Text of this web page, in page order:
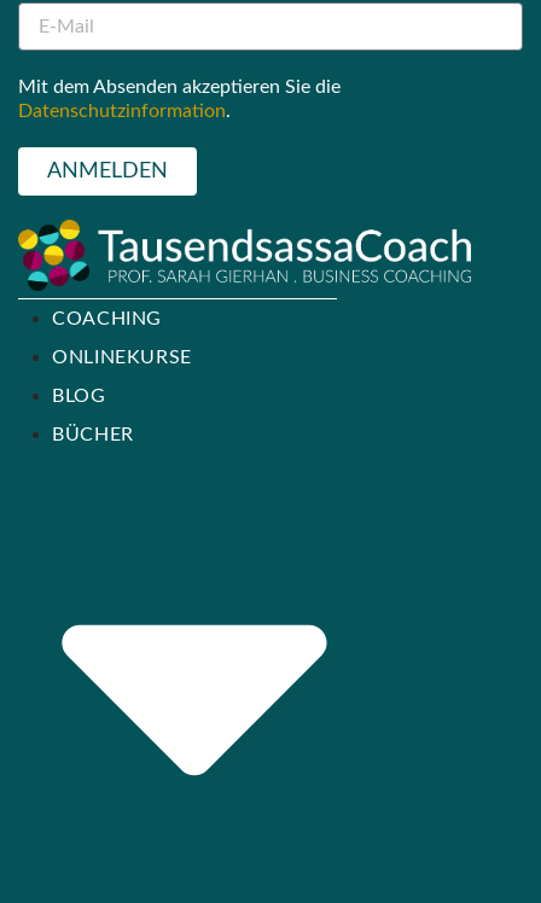
Mit dem Absenden akzeptieren Sie die
Datenschutzinformation.
ANMELDEN
COACHING
ONLINEKURSE
BLOG
BÜCHER